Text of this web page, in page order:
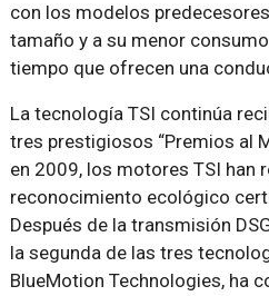
con los modelos
tamaño y a su menor
tiempo que ofrecen una
La tecnología TSI continúa
tres prestigiosos “Premios al
en 2009, los motores TSI han
reconocimiento ecológico
Después de la transmisión
la segunda de las tres
BlueMotion Technologies, ha